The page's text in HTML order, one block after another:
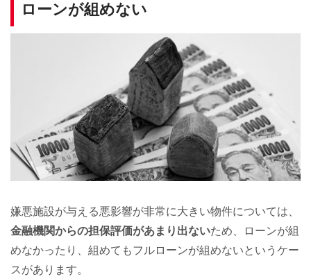
ローンが組めない
嫌悪施設が与える悪影響が非常に大きい物件については、
金融機関からの担保評価があまり出ないため、ローンが組
めなかったり、組めてもフルローンが組めないというケー
スがあります。